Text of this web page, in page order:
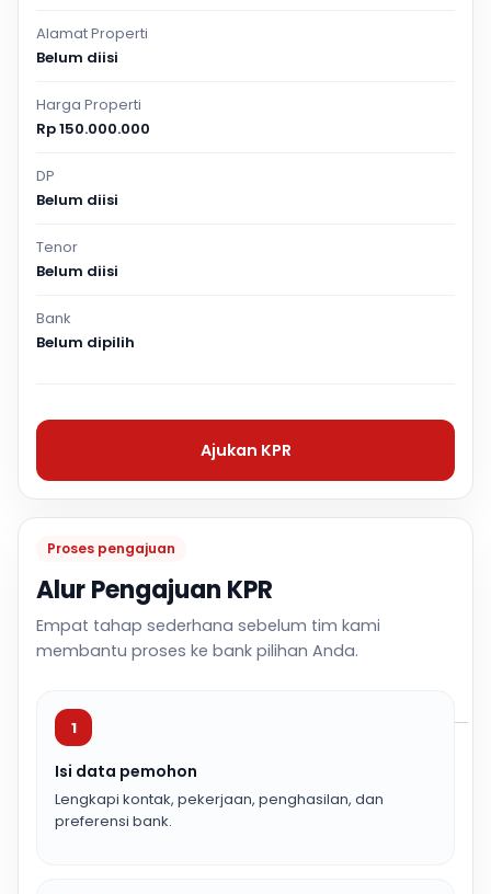
Proses pengajuan
Alur Pengajuan KPR
Empat tahap sederhana sebelum tim kami
membantu proses ke bank pilihan Anda.
1
Isi data pemohon
Lengkapi kontak, pekerjaan, penghasilan, dan
preferensi bank.
Alamat Properti
Belum diisi
Harga Properti
Rp 150.000.000
DP
Belum diisi
Tenor
Belum diisi
Bank
Belum dipilih
Ajukan KPR